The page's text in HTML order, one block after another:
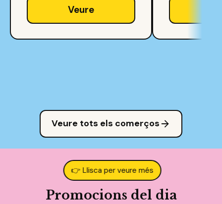
Veure
Veure tots els comerços
Promocions del dia